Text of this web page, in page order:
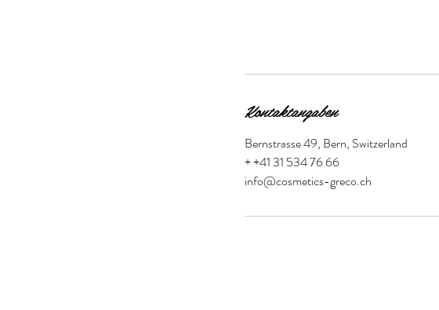
Kontaktangaben
Bernstrasse 49, Bern, Switzerland
+ +41 31 534 76 66
info@cosmetics-greco.ch